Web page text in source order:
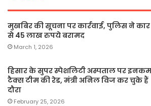
मुखबिर की सूचना पर कार्रवाई, पुलिस ने कार
से 45 लाख रुपये बरामद
March 1, 2026
हिसार के सुपर स्पेशलिटी अस्पताल पर इनकम
टैक्स टीम की रेड, मंत्री अनिल विज कर चुके हैं
दौरा
February 25, 2026